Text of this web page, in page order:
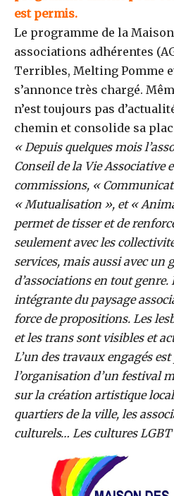
est permis.
Le programme de la
associations adhérentes
Terribles, Melting Pomme
s’annonce très chargé.
n’est toujours pas
chemin et consolide sa
« Depuis quelques mois
Conseil de la Vie Associative
commissions, «
« Mutualisation », et «
permet de tisser et de
seulement avec les
services, mais aussi avec un
d’associations en tout
intégrante du paysage
force de propositions. Les
et les trans sont visibles et
L’un des travaux engagés
l’organisation d’un festival
sur la création artistique
quartiers de la ville, les
culturels… Les cultures